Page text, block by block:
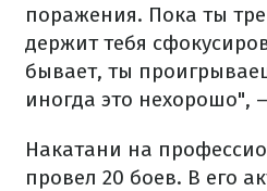
поражения. Пока ты
держит тебя
бывает, ты
иногда это нехорошо",
Накатани на
провел 20 боев. В его